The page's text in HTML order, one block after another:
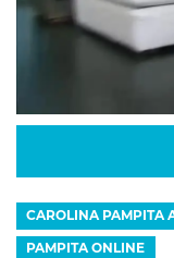
CAROLINA PAMPITA
PAMPITA ONLINE